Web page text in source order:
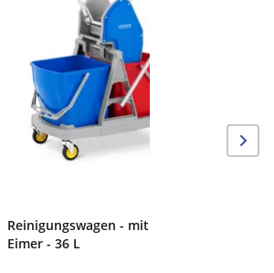
Reinigungswagen - mit Presse - 2
Eimer - 36 L